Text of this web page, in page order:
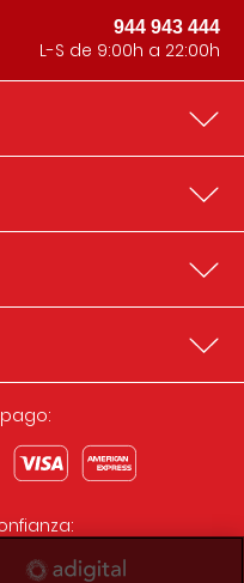
944 943 444
L-S de 9:00h a 22:00h